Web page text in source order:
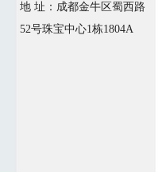
地 址：成都金牛区蜀西路
52号珠宝中心1栋1804A